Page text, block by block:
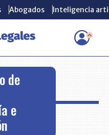
Abogados Inteligencia
e Innovación
Abogados Inteligencia
de
e